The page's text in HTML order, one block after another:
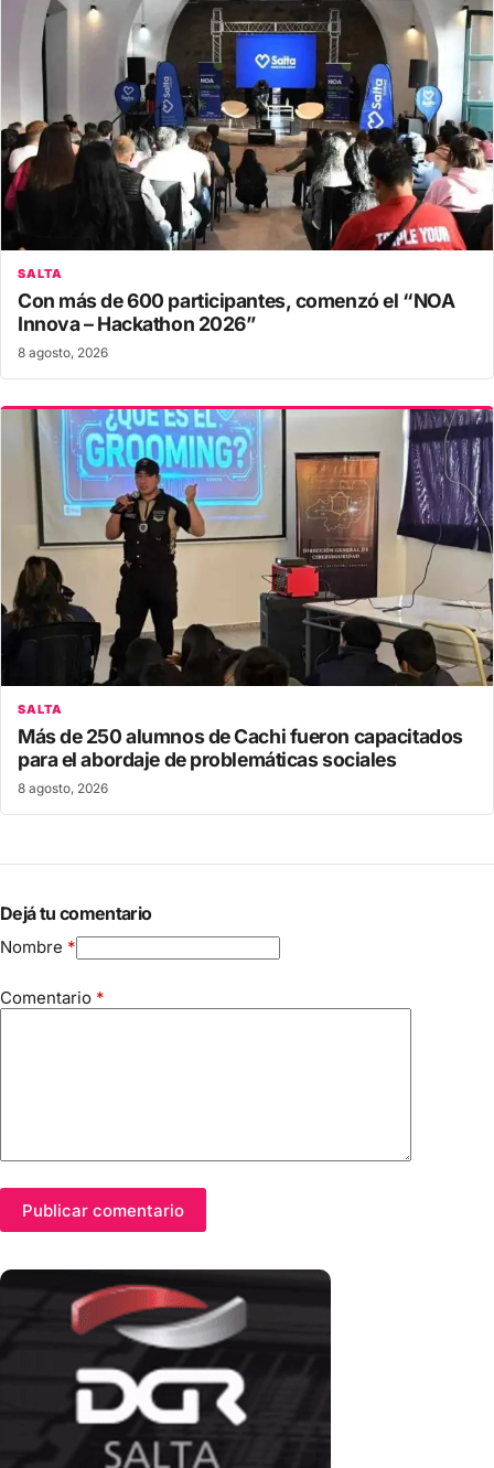
SALTA
Con más de 600 participantes, comenzó el “NOA
Innova – Hackathon 2026”
8 agosto, 2026
SALTA
Más de 250 alumnos de Cachi fueron capacitados
para el abordaje de problemáticas sociales
8 agosto, 2026
Dejá tu comentario
Nombre *
Comentario *
Publicar comentario